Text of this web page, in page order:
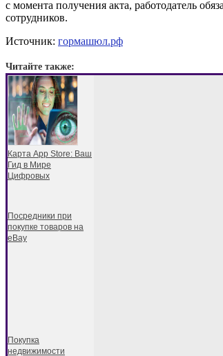
с момента получения акта, работодатель
сотрудников.
Источник: гормашюл.рф
Читайте также:
Карта App Store: Ваш
Гид в Мире
Цифровых
Посредники при
покупке товаров на
eBay
Покупка
недвижимости